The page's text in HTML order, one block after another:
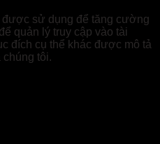
được sử dụng để tăng cường
quản lý truy cập vào tài
đích cụ thể khác được mô tả
tôi.